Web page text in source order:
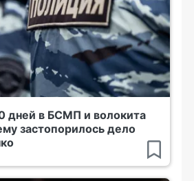
дней в БСМП и волокита
застопорилось дело